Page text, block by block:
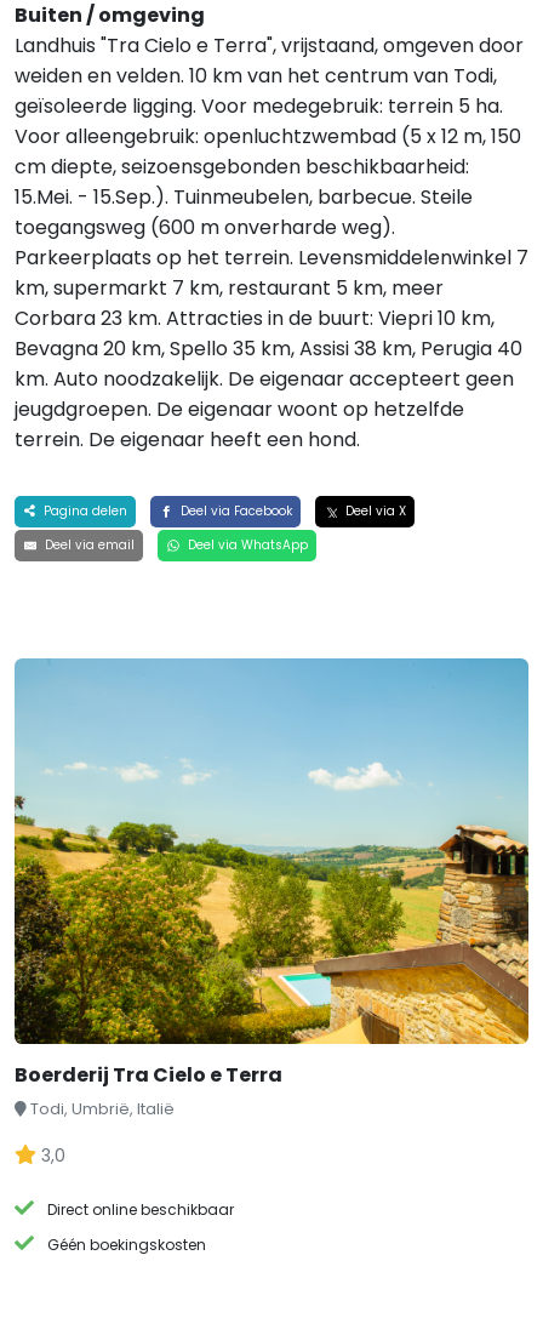
Buiten / omgeving
Landhuis "Tra Cielo e Terra", vrijstaand, omgeven door
weiden en velden. 10 km van het centrum van Todi,
geïsoleerde ligging. Voor medegebruik: terrein 5 ha.
Voor alleengebruik: openluchtzwembad (5 x 12 m, 150
cm diepte, seizoensgebonden beschikbaarheid:
15.Mei. - 15.Sep.). Tuinmeubelen, barbecue. Steile
toegangsweg (600 m onverharde weg).
Parkeerplaats op het terrein. Levensmiddelenwinkel 7
km, supermarkt 7 km, restaurant 5 km, meer
Corbara 23 km. Attracties in de buurt: Viepri 10 km,
Bevagna 20 km, Spello 35 km, Assisi 38 km, Perugia 40
km. Auto noodzakelijk. De eigenaar accepteert geen
jeugdgroepen. De eigenaar woont op hetzelfde
terrein. De eigenaar heeft een hond.
Pagina delen Deel via Facebook
Deel via X
Deel via email
Deel via WhatsApp
Boerderij Tra Cielo e Terra
Todi, Umbrië, Italië
3,0
Direct online beschikbaar
Géén boekingskosten